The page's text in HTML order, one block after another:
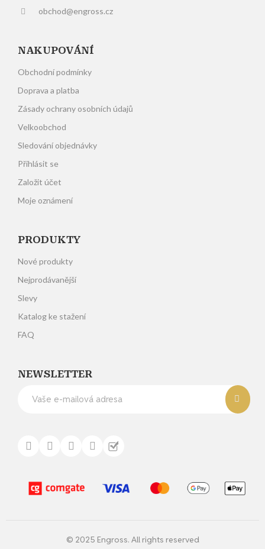
obchod@engross.cz
NAKUPOVÁNÍ
Obchodní podmínky
Doprava a platba
Zásady ochrany osobních údajů
Velkoobchod
Sledování objednávky
Přihlásit se
Založit účet
Moje oznámení
PRODUKTY
Nové produkty
Nejprodávanější
Slevy
Katalog ke stažení
FAQ
NEWSLETTER
© 2025 Engross. All rights reserved